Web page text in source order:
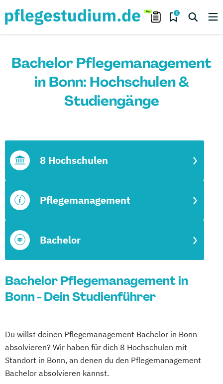
0
Bachelor Pflegemanagement
in Bonn: Hochschulen &
Studiengänge
Bachelor
Pflegemanagement
8 Hochschulen
Bachelor Pflegemanagement in
Bonn - Dein Studienführer
Du willst deinen Pflegemanagement Bachelor in Bonn
absolvieren? Wir haben für dich 8 Hochschulen mit
Standort in Bonn, an denen du den Pflegemanagement
Bachelor absolvieren kannst.